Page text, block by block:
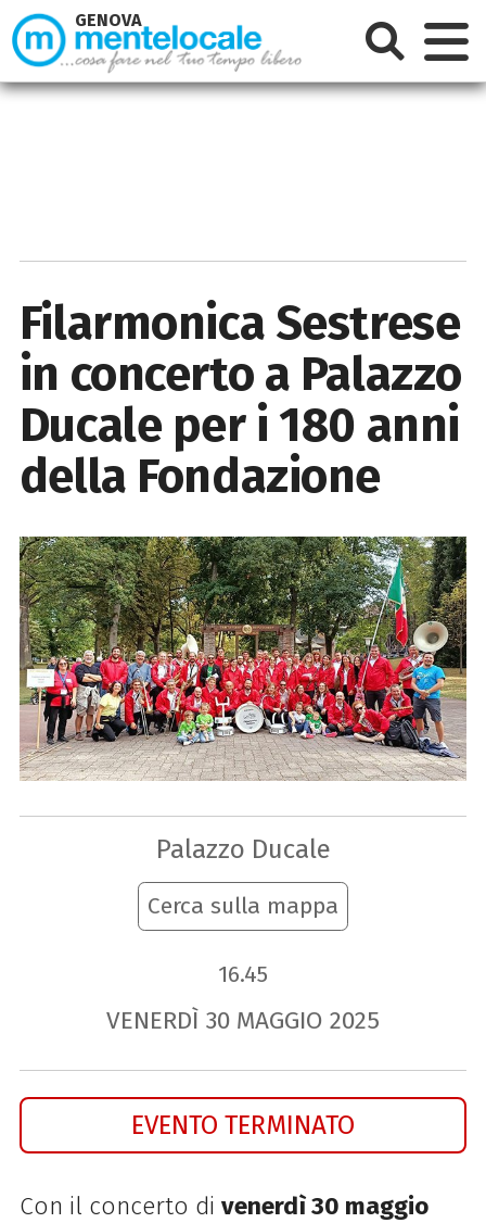
Filarmonica Sestrese
in concerto a Palazzo
Ducale per i 180 anni
della Fondazione
Palazzo Ducale
Cerca sulla mappa
16.45
VENERDÌ 30 MAGGIO 2025
EVENTO TERMINATO
Con il concerto di venerdì 30 maggio
GENOVA